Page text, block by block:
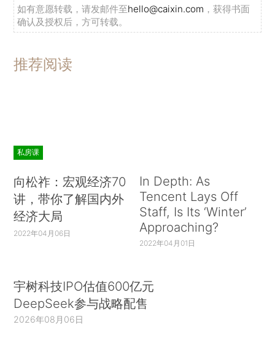
如有意愿转载，请发邮件至hello@caixin.com ，获得书面
确认及授权后，方可转载。
推荐阅读
私房课
向松祚：宏观经济70
讲，带你了解国内外
经济大局
2022年04月06日
In Depth: As
Tencent Lays Off
Staff, Is Its ‘Winter’
Approaching?
2022年04月01日
宇树科技IPO估值600亿元
DeepSeek参与战略配售
2026年08月06日